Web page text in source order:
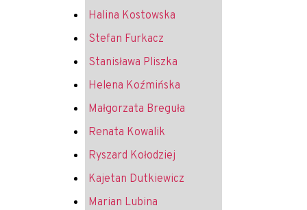
Halina Kostowska
Stefan Furkacz
Stanisława Pliszka
Helena Koźmińska
Małgorzata Breguła
Renata Kowalik
Ryszard Kołodziej
Kajetan Dutkiewicz
Marian Lubina